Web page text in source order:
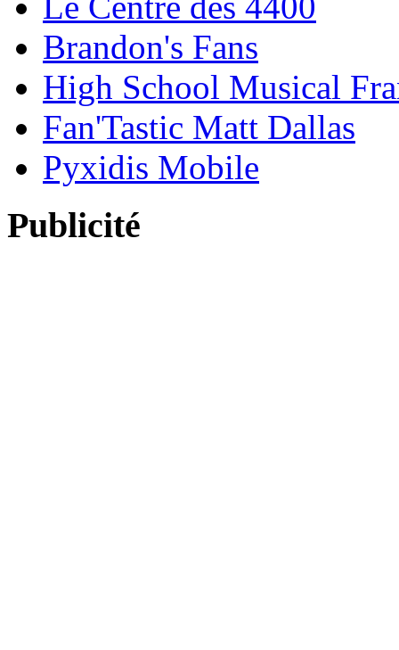
Brandon's Fans
High School Musical
Fan'Tastic Matt Dallas
Pyxidis Mobile
Publicité